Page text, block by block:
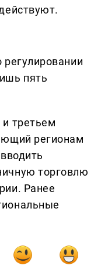
пять
третьем
регионам
торговлю
Ранее